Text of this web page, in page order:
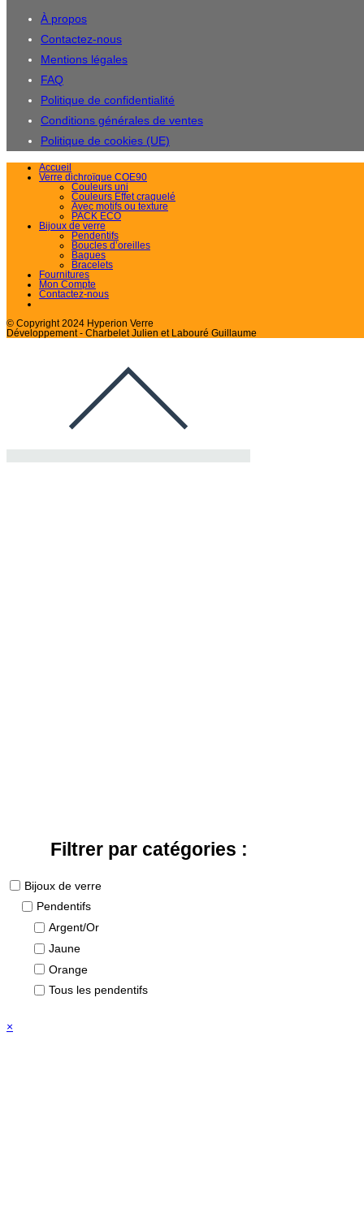
À propos
Contactez-nous
Mentions légales
FAQ
Politique de confidentialité
Conditions générales de ventes
Politique de cookies (UE)
Accueil
Verre dichroïque COE90
Couleurs uni
Couleurs Effet craquelé
Avec motifs ou texture
PACK ECO
Bijoux de verre
Pendentifs
Boucles d’oreilles
Bagues
Bracelets
Fournitures
Mon Compte
Contactez-nous
© Copyright 2024 Hyperion Verre
Développement - Charbelet Julien et Labouré Guillaume
Filtrer par catégories :
Bijoux de verre
Pendentifs
Argent/Or
Jaune
Orange
Tous les pendentifs
×